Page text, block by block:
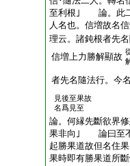
至利根｣ 論。此二
人名也。信増故名
理云。諸鈍根者先
信増上力勝解顯故
者先名隨法行。今
見後至果故
名爲見至
論。何縁先斷欲界
果非向｣ 論曰至不
起勝果道故但名住
果時即有勝果道所